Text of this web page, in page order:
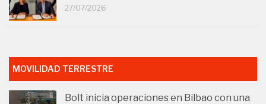
27/07/2026
MOVILIDAD TERRESTRE
Bolt inicia operaciones en Bilbao con una